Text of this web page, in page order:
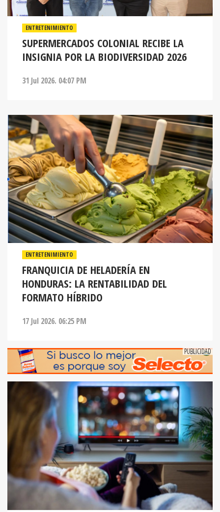
ENTRETENIMIENTO
SUPERMERCADOS COLONIAL RECIBE LA
INSIGNIA POR LA BIODIVERSIDAD 2026
31 Jul 2026. 04:07 PM
ENTRETENIMIENTO
FRANQUICIA DE HELADERÍA EN
HONDURAS: LA RENTABILIDAD DEL
FORMATO HÍBRIDO
17 Jul 2026. 06:25 PM